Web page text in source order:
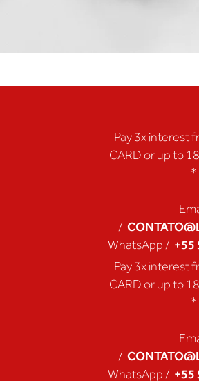
Pay 3x interest
CARD or up to
*
/
WhatsApp / +55
Pay 3x interest
CARD or up to
*
/
WhatsApp / +55